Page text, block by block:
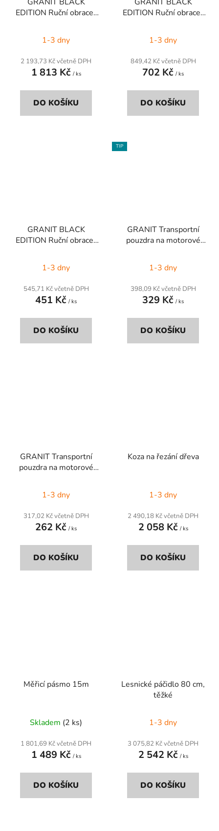
EDITION Ruční obraceč
1-3 dny
2 193,73 Kč včetně DPH
1 813 Kč / ks
DO KOŠÍKU
EDITION Ruční obraceč
1-3 dny
849,42 Kč včetně DPH
702 Kč / ks
DO KOŠÍKU
GRANIT BLACK
EDITION Ruční obraceč
1-3 dny
545,71 Kč včetně DPH
451 Kč / ks
DO KOŠÍKU
TIP
GRANIT Transportní
pouzdra na motorové
1-3 dny
398,09 Kč včetně DPH
329 Kč / ks
DO KOŠÍKU
GRANIT Transportní
pouzdra na motorové
1-3 dny
317,02 Kč včetně DPH
262 Kč / ks
DO KOŠÍKU
Koza na řezání dřeva
1-3 dny
2 490,18 Kč včetně DPH
2 058 Kč / ks
DO KOŠÍKU
Měřicí pásmo 15m
Skladem (2 ks)
1 801,69 Kč včetně DPH
1 489 Kč / ks
DO KOŠÍKU
Lesnické páčidlo 80 cm,
těžké
1-3 dny
3 075,82 Kč včetně DPH
2 542 Kč / ks
DO KOŠÍKU